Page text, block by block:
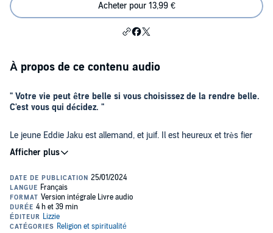
Acheter pour 13,99 €
À propos de ce contenu audio
" Votre vie peut être belle si vous choisissez de la rendre belle.
C'est vous qui décidez. "
Le jeune Eddie Jaku est allemand, et juif. Il est heureux et très fier
de son pays. Tout change quand il est brutalement arrêté et déporté
dans un camp de concentration, en 1938. Au cours des sept années
à Buchenwald, puis à Auschwitz, et enfin lors des terribles "
marches de la mort ".
Cet enfer le prive de sa famille, de ses amis, mais aussi de son pays
– puisqu'il a juré de ne plus jamais remettre les pieds en
Allemagne.